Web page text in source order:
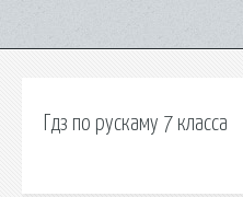
Гдз по рускаму 7 класса